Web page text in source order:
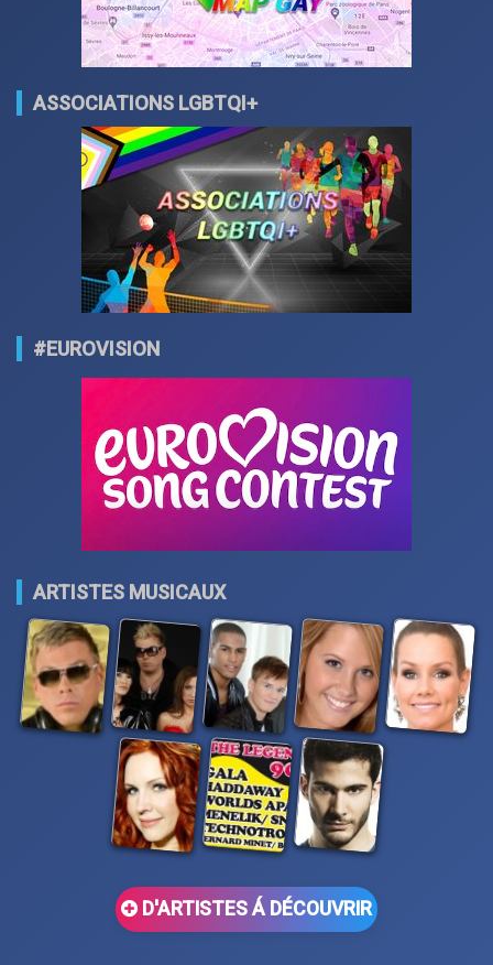
ASSOCIATIONS LGBTQI+
#EUROVISION
ARTISTES MUSICAUX
D'ARTISTES Á DÉCOUVRIR